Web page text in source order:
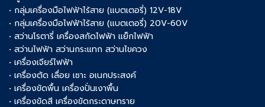
• กลุ่มเครื่องมือไฟฟ้าไร้สาย (แบตเตอรี่) 12V-18V
• กลุ่มเครื่องมือไฟฟ้าไร้สาย (แบตเตอรี่) 20V-60V
• สว่านโรตารี่ เครื่องสกัดไฟฟ้า แย็กไฟฟ้า
• สว่านไฟฟ้า สว่านกระแทก สว่านไขควง
• เครื่องเจียร์ไฟฟ้า
• เครื่องตัด เลื่อย เซาะ อเนกประสงค์
• เครื่องขัดพื้น เครื่องปั่นเงาพื้น
• เครื่องขัดสี เครื่องขัดกระดาษทราย